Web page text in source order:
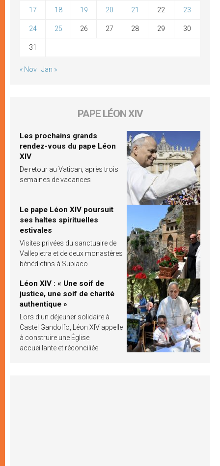
17 18 19 20 21 22 23
24 25 26 27 28 29 30
31
« Nov Jan »
PAPE LÉON XIV
Les prochains grands
rendez-vous du pape Léon
XIV
De retour au Vatican, après trois
semaines de vacances
Le pape Léon XIV poursuit
ses haltes spirituelles
estivales
Visites privées du sanctuaire de
Vallepietra et de deux monastères
bénédictins à Subiaco
Léon XIV : « Une soif de
justice, une soif de charité
authentique »
Lors d’un déjeuner solidaire à
Castel Gandolfo, Léon XIV appelle
à construire une Église
accueillante et réconciliée